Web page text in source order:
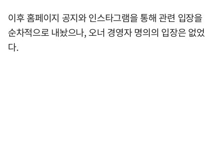
이후 홈페이지 공지와 인스타그램을 통해 관련 입장을
순차적으로 내놨으나, 오너 경영자 명의의 입장은 없었
다.